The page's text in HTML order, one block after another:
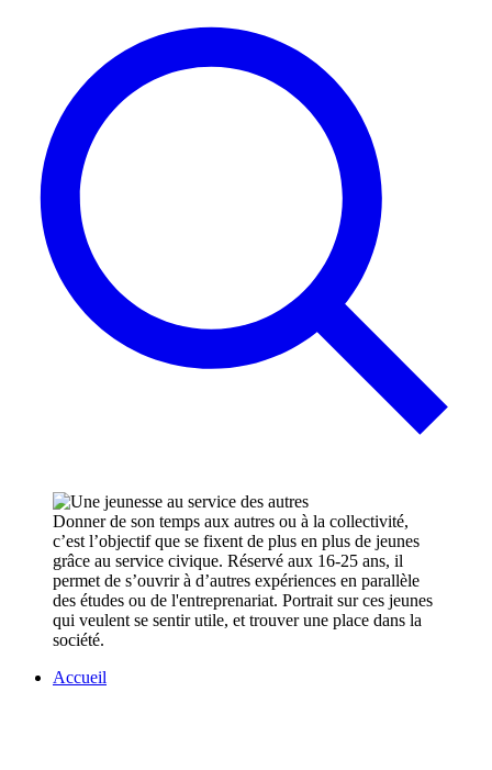
Donner de son temps aux autres ou à la collectivité,
c’est l’objectif que se fixent de plus en plus de jeunes
grâce au service civique. Réservé aux 16-25 ans, il
permet de s’ouvrir à d’autres expériences en parallèle
des études ou de l'entreprenariat. Portrait sur ces jeunes
qui veulent se sentir utile, et trouver une place dans la
société.
Accueil